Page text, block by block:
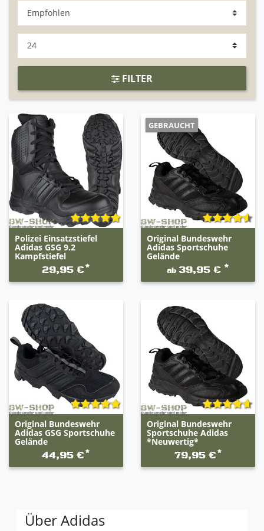
FILTER
Polizei Einsatzstiefel
Adidas GSG 9.2
Kampfstiefel
29,95 €*
GEBRAUCHT
Original Bundeswehr
Adidas Sportschuhe
Gelände
ab 39,95 € *
Original Bundeswehr
Adidas GSG Sportschuhe
Gelände
44,95 €*
Original Bundeswehr
Sportschuhe Adidas
*Neuwertig*
79,95 €*
Über Adidas